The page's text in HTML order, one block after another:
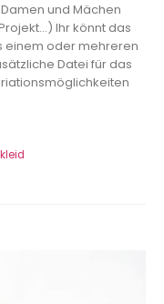
und Mächen
Ihr könnt das
einem oder mehreren
Datei für das